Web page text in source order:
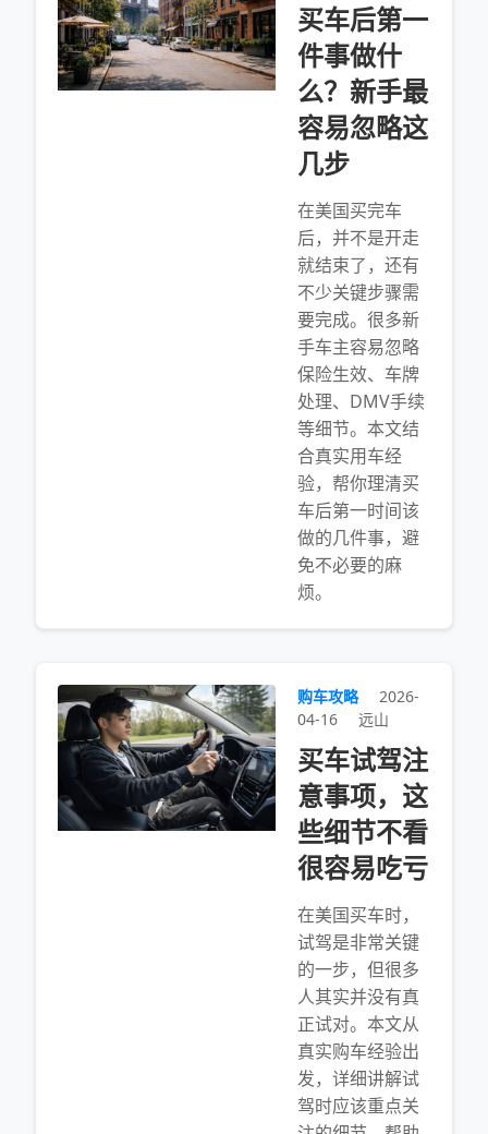
买车后第一
件事做什
么？新手最
容易忽略这
几步
在美国买完车
后，并不是开走
就结束了，还有
不少关键步骤需
要完成。很多新
手车主容易忽略
保险生效、车牌
处理、DMV手续
等细节。本文结
合真实用车经
验，帮你理清买
车后第一时间该
做的几件事，避
免不必要的麻
烦。
购车攻略
2026-
04-16
远山
买车试驾注
意事项，这
些细节不看
很容易吃亏
在美国买车时，
试驾是非常关键
的一步，但很多
人其实并没有真
正试对。本文从
真实购车经验出
发，详细讲解试
驾时应该重点关